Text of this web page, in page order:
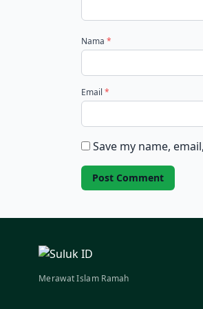
Nama *
Email *
Save my name,
Merawat Islam Ramah